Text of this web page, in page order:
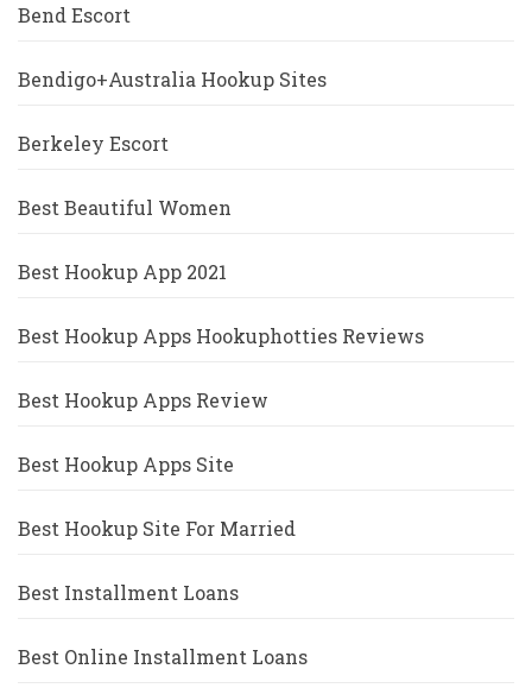
Bend Escort
Bendigo+Australia Hookup Sites
Berkeley Escort
Best Beautiful Women
Best Hookup App 2021
Best Hookup Apps Hookuphotties Reviews
Best Hookup Apps Review
Best Hookup Apps Site
Best Hookup Site For Married
Best Installment Loans
Best Online Installment Loans